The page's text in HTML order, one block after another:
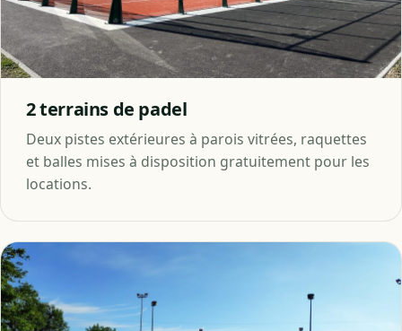
2 terrains de padel
Deux pistes extérieures à parois vitrées, raquettes
et balles mises à disposition gratuitement pour les
locations.